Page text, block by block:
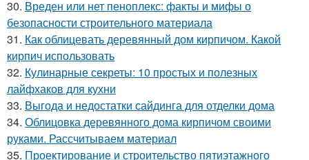
30. Вреден или нет пеноплекс: факты и мифы о
безопасности строительного материала
31. Как облицевать деревянный дом кирпичом. Какой
кирпич использовать
32. Кулинарные секреты: 10 простых и полезных
лайфхаков для кухни
33. Выгода и недостатки сайдинга для отделки дома
34. Облицовка деревянного дома кирпичом своими
руками. Рассчитываем материал
35. Проектирование и строительство пятиэтажного